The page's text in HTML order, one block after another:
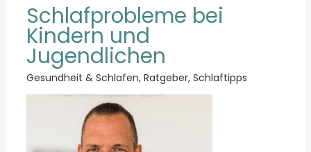
Schlafprobleme bei
Kindern und
Jugendlichen
Gesundheit & Schlafen, Ratgeber, Schlaftipps